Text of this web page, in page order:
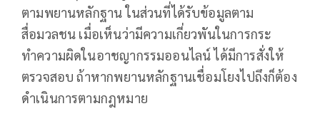
ตามพยานหลักฐาน ในส่วนที่ได้รับข้อมูลตาม
สื่อมวลชน เมื่อเห็นว่ามีความเกี่ยวพันในการกระ
ทำความผิดในอาชญากรรมออนไลน์ ได้มีการสั่งให้
ตรวจสอบ ถ้าหากพยานหลักฐานเชื่อมโยงไปถึงก็ต้อง
ดำเนินการตามกฎหมาย